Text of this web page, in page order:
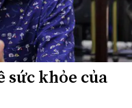
sức khỏe của